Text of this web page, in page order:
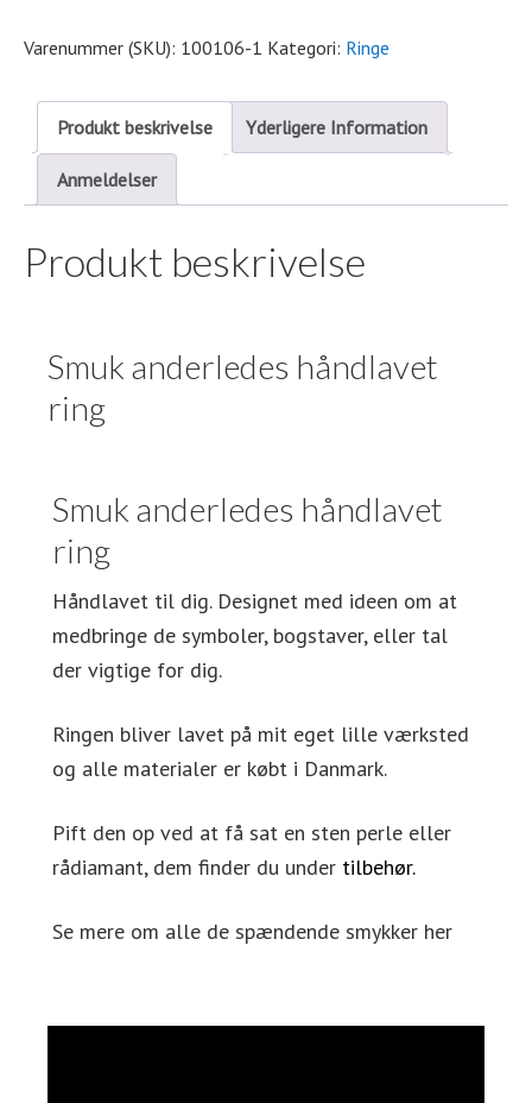
sort
silver
antal
Varenummer (SKU): 100106-1 Kategori: Ringe
Produkt beskrivelse Yderligere Information
Anmeldelser
Produkt beskrivelse
Smuk anderledes håndlavet
ring
Smuk anderledes håndlavet
ring
Håndlavet til dig. Designet med ideen om at
medbringe de symboler, bogstaver, eller tal
der vigtige for dig.
Ringen bliver lavet på mit eget lille værksted
og alle materialer er købt i Danmark.
Pift den op ved at få sat en sten perle eller
rådiamant, dem finder du under tilbehør.
Se mere om alle de spændende smykker her